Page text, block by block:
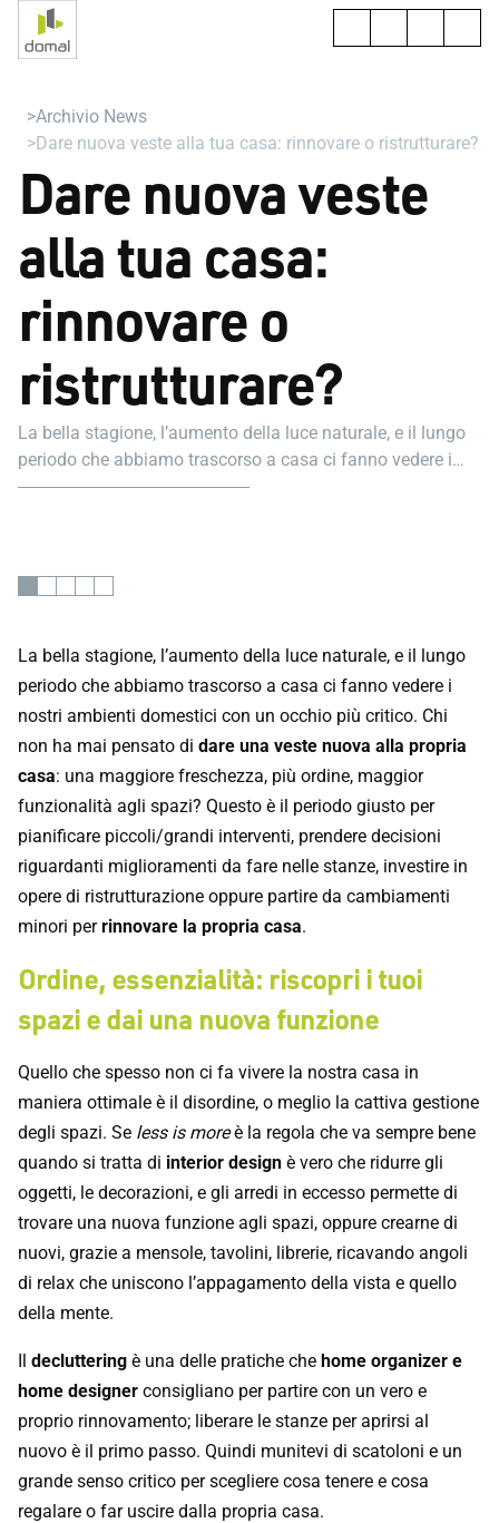
Archivio News
Dare nuova veste alla tua casa: rinnovare o ristrutturare?
Dare nuova veste
alla tua casa:
rinnovare o
ristrutturare?
La bella stagione, l’aumento della luce naturale, e il lungo
periodo che abbiamo trascorso a casa ci fanno vedere i
nostri ambienti domestici con un occhio più critico.
La bella stagione, l’aumento della luce naturale, e il lungo
periodo che abbiamo trascorso a casa ci fanno vedere i
nostri ambienti domestici con un occhio più critico. Chi
non ha mai pensato di dare una veste nuova alla propria
casa: una maggiore freschezza, più ordine, maggior
funzionalità agli spazi? Questo è il periodo giusto per
pianificare piccoli/grandi interventi, prendere decisioni
riguardanti miglioramenti da fare nelle stanze, investire in
opere di ristrutturazione oppure partire da cambiamenti
minori perrinnovare la propria casa.
Ordine, essenzialità: riscopri i tuoi
spazi e dai una nuova funzione
Quello che spesso non ci fa vivere la nostra casa in
maniera ottimale è il disordine, o meglio la cattiva gestione
degli spazi. Se less is moreè la regola che va sempre bene
quando si tratta di interior design è vero che ridurre gli
oggetti, le decorazioni, e gli arredi in eccesso permette di
trovare una nuova funzione agli spazi, oppure crearne di
nuovi, grazie a mensole, tavolini, librerie, ricavando angoli
di relax che uniscono l’appagamento della vista e quello
della mente.
Il decluttering è una delle pratiche che home organizer e
home designer consigliano per partire con un vero e
proprio rinnovamento; liberare le stanze per aprirsi al
nuovo è il primo passo. Quindi munitevi di scatoloni e un
grande senso critico per scegliere cosa tenere e cosa
regalare o far uscire dalla propria casa.